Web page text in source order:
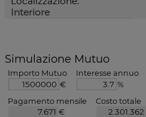
Interiore
Simulazione Mutuo
Importo Mutuo
€
Interesse annuo
%
Pagamento mensile
€
Costo totale